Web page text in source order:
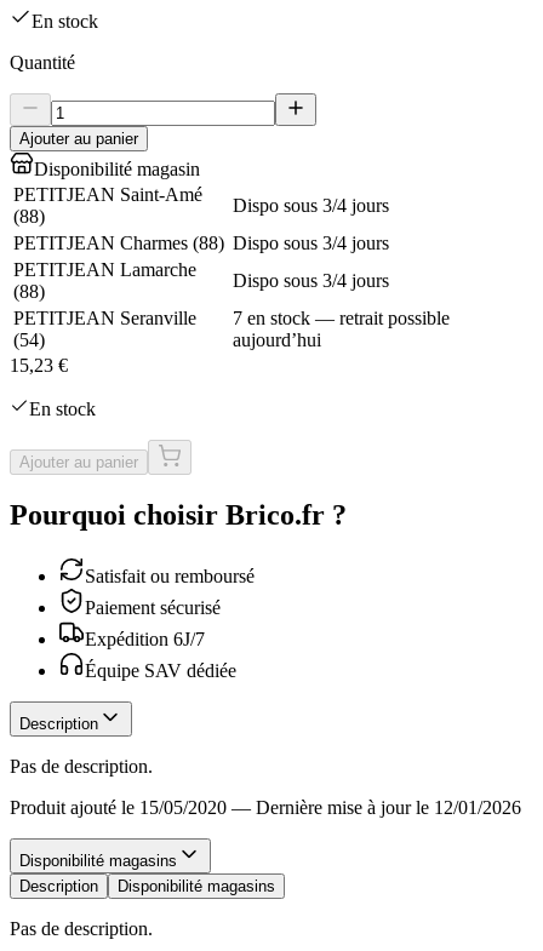
En stock
Quantité
Ajouter au panier
Disponibilité magasin
PETITJEAN Saint-Amé
(88)
Dispo sous 3/4 jours
PETITJEAN Charmes (88) Dispo sous 3/4 jours
PETITJEAN Lamarche
(88)
Dispo sous 3/4 jours
PETITJEAN Seranville
(54)
7 en stock — retrait possible
aujourd’hui
15,23 €
En stock
Ajouter au panier
Pourquoi choisir Brico.fr ?
Satisfait ou remboursé
Paiement sécurisé
Expédition 6J/7
Équipe SAV dédiée
Description
Pas de description.
Produit ajouté le 15/05/2020 — Dernière mise à jour le 12/01/2026
Disponibilité magasins
Description
Disponibilité magasins
Pas de description.